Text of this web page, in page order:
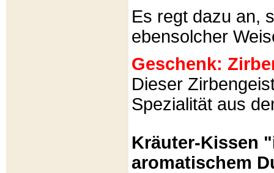
Es regt dazu an,
ebensolcher
Geschenk:
Dieser
Spezialität aus
Kräuter-Kissen
aromatischem